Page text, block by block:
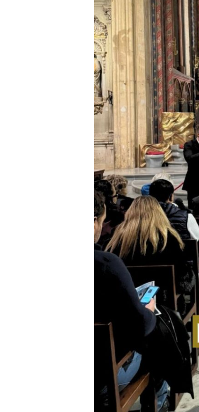
Ravel,
Debussy,
Mozart,
Vivaldi,
Bach,
Piazzolla,
Cantemir,
Doppler,